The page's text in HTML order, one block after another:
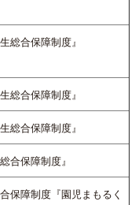
生総合保障制度』
生総合保障制度』
生総合保障制度』
総合保障制度』
保障制度『園児まもるく